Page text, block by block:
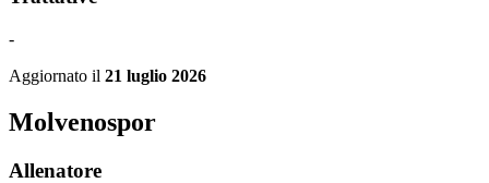
-
Aggiornato il 21 luglio 2026
Molvenospor
Allenatore